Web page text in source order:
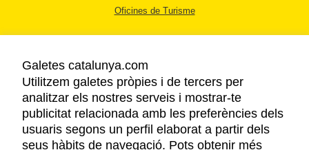
Oficines de Turisme
AVÍS LEGAL
POLÍTICA DE PRIVACITAT
COOKIES
Galetes catalunya.com
Utilitzem galetes pròpies i de tercers per
analitzar els nostres serveis i mostrar-te
publicitat relacionada amb les preferències dels
usuaris segons un perfil elaborat a partir dels
seus hàbits de navegació. Pots obtenir més